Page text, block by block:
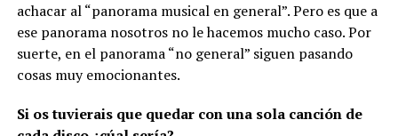
achacar al “panorama musical en general”. Pero es que a
ese panorama nosotros no le hacemos mucho caso. Por
suerte, en el panorama “no general” siguen pasando
cosas muy emocionantes.
Si os tuvierais que quedar con una sola canción de